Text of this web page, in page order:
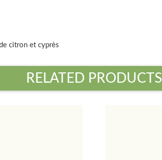
citron et cyprès
RELATED PRODUCTS